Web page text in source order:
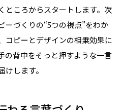
ところからスタートします。次
ーづくりの“5つの視点”をわか
コピーとデザインの相乗効果に
の背中をそっと押すような一言
します。